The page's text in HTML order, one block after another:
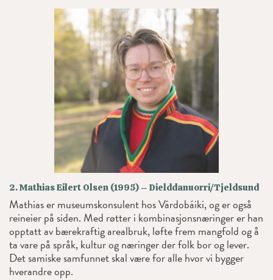
2. Mathias Eilert Olsen (1995) – Dielddanuorri/Tjeldsund
Mathias er museumskonsulent hos Várdobáiki, og er også
reineier på siden. Med røtter i kombinasjonsnæringer er han
opptatt av bærekraftig arealbruk, løfte frem mangfold og å
ta vare på språk, kultur og næringer der folk bor og lever.
Det samiske samfunnet skal være for alle hvor vi bygger
hverandre opp.